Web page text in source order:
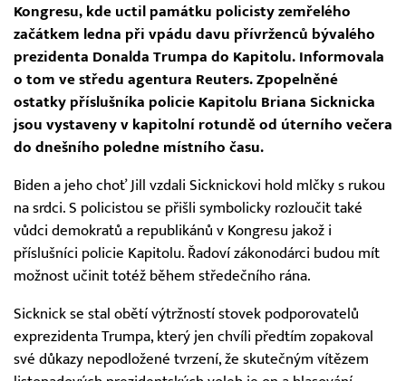
Kongresu, kde uctil památku policisty zemřelého
začátkem ledna při vpádu davu přívrženců bývalého
prezidenta Donalda Trumpa do Kapitolu. Informovala
o tom ve středu agentura Reuters. Zpopelněné
ostatky příslušníka policie Kapitolu Briana Sicknicka
jsou vystaveny v kapitolní rotundě od úterního večera
do dnešního poledne místního času.
Biden a jeho choť Jill vzdali Sicknickovi hold mlčky s rukou
na srdci. S policistou se přišli symbolicky rozloučit také
vůdci demokratů a republikánů v Kongresu jakož i
příslušníci policie Kapitolu. Řadoví zákonodárci budou mít
možnost učinit totéž během středečního rána.
Sicknick se stal obětí výtržností stovek podporovatelů
exprezidenta Trumpa, který jen chvíli předtím zopakoval
své důkazy nepodložené tvrzení, že skutečným vítězem